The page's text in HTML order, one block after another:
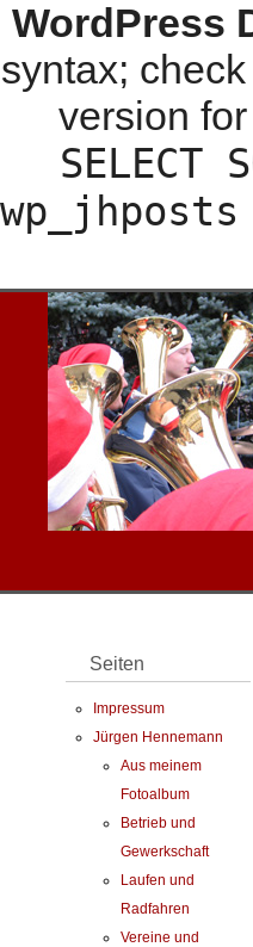
WordPress
syntax;
version
SELECT
wp_jhposts
Seiten
Impressum
Jürgen Hennemann
Aus meinem
Fotoalbum
Betrieb und
Gewerkschaft
Laufen und
Radfahren
Vereine und